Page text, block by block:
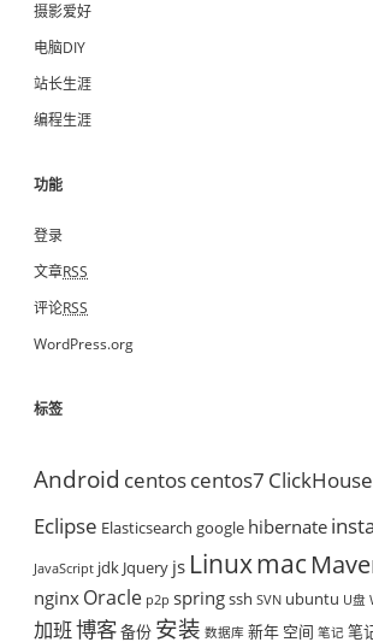
摄影爱好
电脑DIY
站长生涯
编程生涯
功能
登录
文章RSS
评论RSS
WordPress.org
标签
Android centoscentos7 ClickHouse
Eclipse Elasticsearch google hibernate
JavaScript jdk Jquery js Linuxmac
nginx Oracle p2p springssh SVN ubuntu U盘
加班博客备份 安装 数据库 新年 空间 笔记 笔